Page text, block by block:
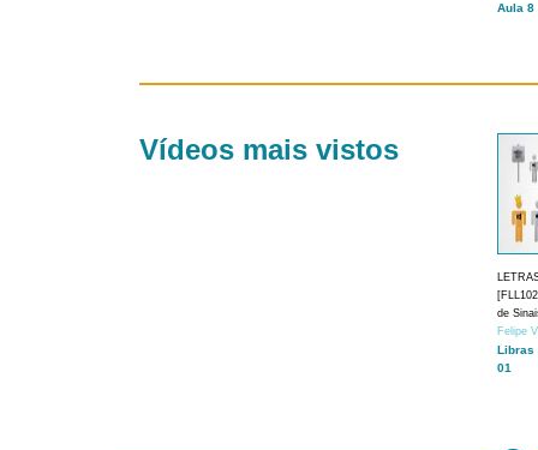
Aula 8
Vídeos mais vistos
de
Felipe
Libras
01